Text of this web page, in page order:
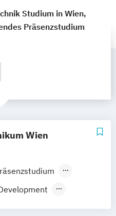
Studium in Wien,
Präsenzstudium
Wien